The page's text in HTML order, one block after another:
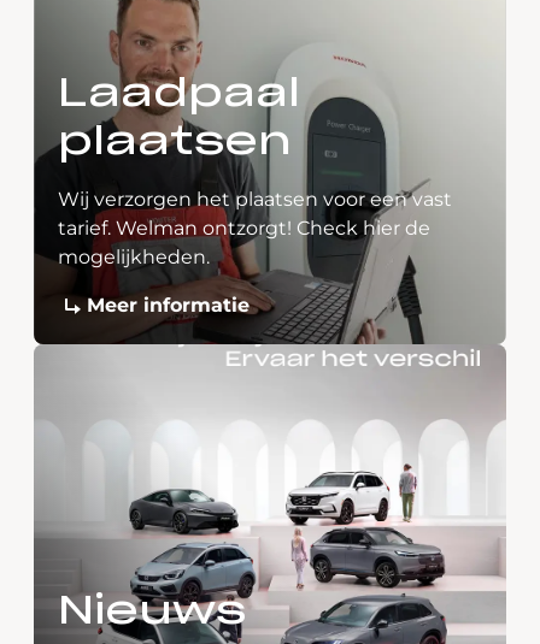
Laadpaal
plaatsen
Wij verzorgen het plaatsen voor een vast
tarief. Welman ontzorgt! Check hier de
mogelijkheden.
Meer informatie
Nieuws